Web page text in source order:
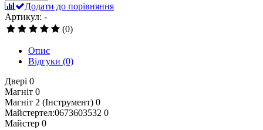
Додати до порівняння
Артикул: -
(0)
Опис
Відгуки (0)
Двері 0
Магніт 0
Магніт 2 (Інструмент) 0
Майстертел:0673603532 0
Майстер 0